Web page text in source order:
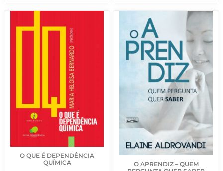
O QUE É DEPENDÊNCIA
QUÍMICA
O APRENDIZ – QUEM